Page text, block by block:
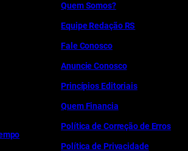
Quem Somos?
Equipe Redação RS
Fale Conosco
Anuncie Conosco
Princípios Editoriais
Quem Financia
Política de Correção de Erros
Política de Privacidade